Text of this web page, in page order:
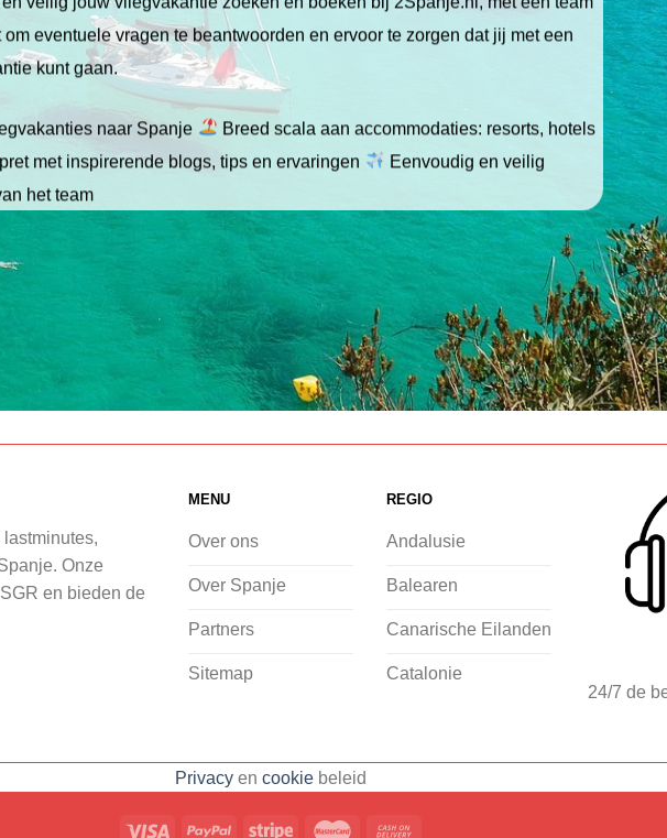
eventuele vragen te beantwoorden en ervoor te zorgen dat jij met een
kunt gaan.
naar Spanje
Breed scala aan accommodaties: resorts, hotels
met inspirerende blogs, tips en ervaringen
Eenvoudig en veilig
het team
Onze
en bieden de
MENU
Over ons
Over Spanje
Partners
Sitemap
REGIO
Andalusie
Balearen
Canarische Eilanden
Catalonie
24/7 de
Privacy en cookie beleid